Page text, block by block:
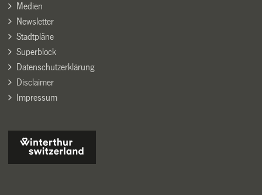
Medien
Newsletter
Stadtpläne
Superblock
Datenschutzerklärung
Disclaimer
Impressum